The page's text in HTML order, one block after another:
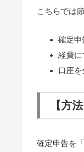
こちらでは
確定申
経費に
口座を
【方
確定申告を